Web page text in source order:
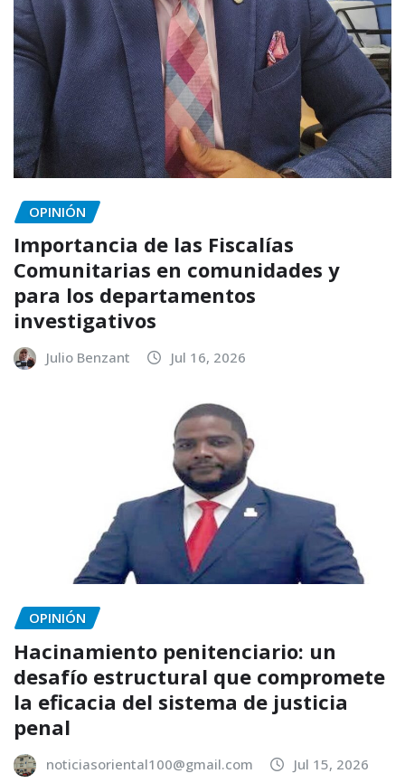
OPINIÓN
Importancia de las Fiscalías
Comunitarias en comunidades y
para los departamentos
investigativos
Julio Benzant Jul 16, 2026
OPINIÓN
Hacinamiento penitenciario: un
desafío estructural que compromete
la eficacia del sistema de justicia
penal
noticiasoriental100@gmail.com Jul 15, 2026